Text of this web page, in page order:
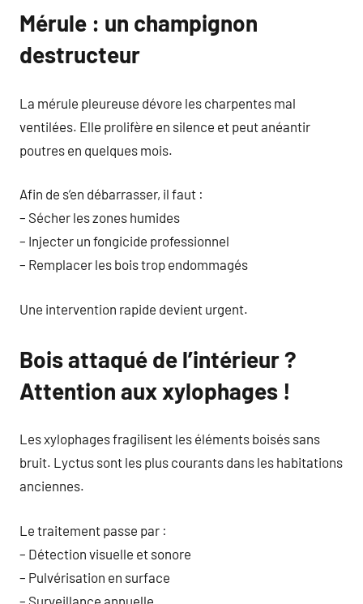
Mérule : un champignon
destructeur
La mérule pleureuse dévore les charpentes mal
ventilées. Elle prolifère en silence et peut anéantir
poutres en quelques mois.
Afin de s’en débarrasser, il faut :
– Sécher les zones humides
– Injecter un fongicide professionnel
– Remplacer les bois trop endommagés
Une intervention rapide devient urgent.
Bois attaqué de l’intérieur ?
Attention aux xylophages !
Les xylophages fragilisent les éléments boisés sans
bruit. Lyctus sont les plus courants dans les habitations
anciennes.
Le traitement passe par :
– Détection visuelle et sonore
– Pulvérisation en surface
– Surveillance annuelle